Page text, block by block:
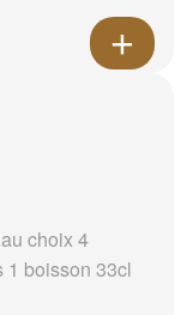
choix 4
1 boisson 33cl